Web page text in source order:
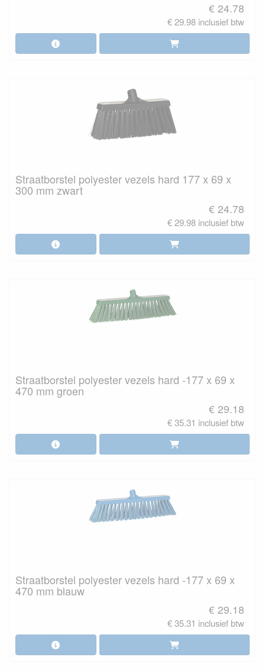
€ 24.78
€ 29.98 inclusief btw
Straatborstel polyester vezels hard 177 x 69 x
300 mm zwart
€ 24.78
€ 29.98 inclusief btw
Straatborstel polyester vezels hard -177 x 69 x
470 mm groen
€ 29.18
€ 35.31 inclusief btw
Straatborstel polyester vezels hard -177 x 69 x
470 mm blauw
€ 29.18
€ 35.31 inclusief btw